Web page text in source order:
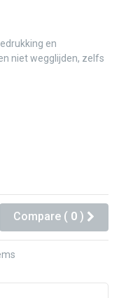
en
niet wegglijden, zelfs
Compare ( 0 )